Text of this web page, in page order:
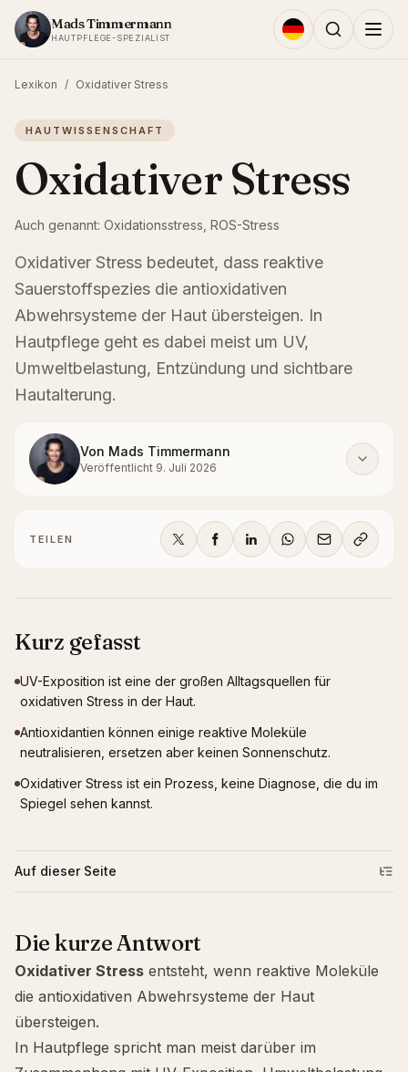
Zum Inhalt springen
Mads Timmermann
HAUTPFLEGE-SPEZIALIST
Lexikon / Oxidativer Stress
HAUTWISSENSCHAFT
Oxidativer Stress
Auch genannt: Oxidationsstress, ROS-Stress
Oxidativer Stress bedeutet, dass reaktive
Sauerstoffspezies die antioxidativen
Abwehrsysteme der Haut übersteigen. In
Hautpflege geht es dabei meist um UV,
Umweltbelastung, Entzündung und sichtbare
Hautalterung.
Von Mads Timmermann
Veröffentlicht 9. Juli 2026
TEILEN
Kurz gefasst
UV-Exposition ist eine der großen Alltagsquellen für
oxidativen Stress in der Haut.
Antioxidantien können einige reaktive Moleküle
neutralisieren, ersetzen aber keinen Sonnenschutz.
Oxidativer Stress ist ein Prozess, keine Diagnose, die du im
Spiegel sehen kannst.
Auf dieser Seite
Die kurze Antwort
Oxidativer Stress entsteht, wenn reaktive Moleküle
die antioxidativen Abwehrsysteme der Haut
übersteigen.
In Hautpflege spricht man meist darüber im